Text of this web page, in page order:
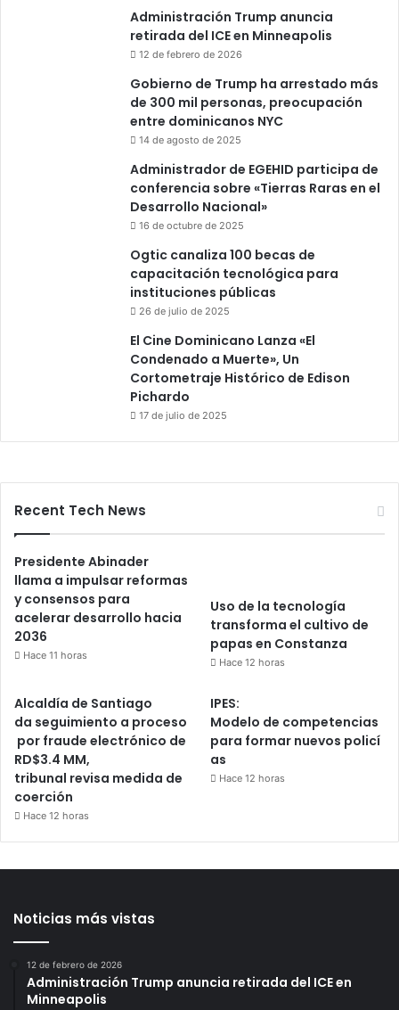
Administración Trump anuncia
retirada del ICE en Minneapolis
12 de febrero de 2026
Gobierno de Trump ha arrestado más
de 300 mil personas, preocupación
entre dominicanos NYC
14 de agosto de 2025
Administrador de EGEHID participa de
conferencia sobre «Tierras Raras en el
Desarrollo Nacional»
16 de octubre de 2025
Ogtic canaliza 100 becas de
capacitación tecnológica para
instituciones públicas
26 de julio de 2025
El Cine Dominicano Lanza «El
Condenado a Muerte», Un
Cortometraje Histórico de Edison
Pichardo
17 de julio de 2025
Recent Tech News
Presidente Abinader
llama a impulsar reformas
y consensos para
acelerar desarrollo hacia
2036
Hace 11 horas
Uso de la tecnología
transforma el cultivo de
papas en Constanza
Hace 12 horas
Alcaldía de Santiago
da seguimiento a proceso
por fraude electrónico de
RD$3.4 MM,
tribunal revisa medida de
coerción
Hace 12 horas
IPES:
Modelo de competencias
para formar nuevos policí
as
Hace 12 horas
Noticias más vistas
12 de febrero de 2026
Administración Trump anuncia retirada del ICE en
Minneapolis